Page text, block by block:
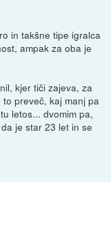
in takšne tipe igralca
ampak za oba je
kjer tiči zajeva, za
preveč, kaj manj pa
letos... dvomim pa,
je star 23 let in se